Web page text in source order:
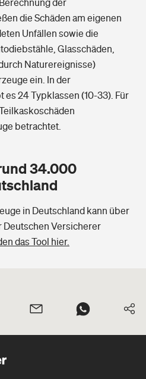
der
die Schäden am eigenen
Unfällen sowie die
Glasschäden,
Naturereignisse)
ein. In der
24 Typklassen (10-33). Für
betrachtet.
34.000
in Deutschland kann über
Deutschen Versicherer
das Tool hier.